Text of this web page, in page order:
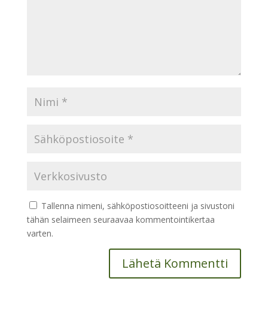
Tallenna nimeni, sähköpostiosoitteeni ja sivustoni
tähän selaimeen seuraavaa kommentointikertaa
varten.